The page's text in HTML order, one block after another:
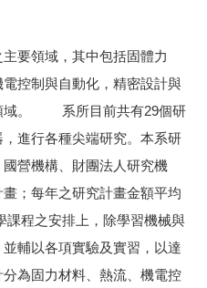
要領域，其中包括固體力
控制與自動化，精密設計與
域。 系所目前共有29個研
進行各種尖端研究。本系研
營機構、財團法人研究機
；每年之研究計畫金額平均
程之安排上，除學習機械與
輔以各項實驗及實習，以達
為固力材料、熱流、機電控